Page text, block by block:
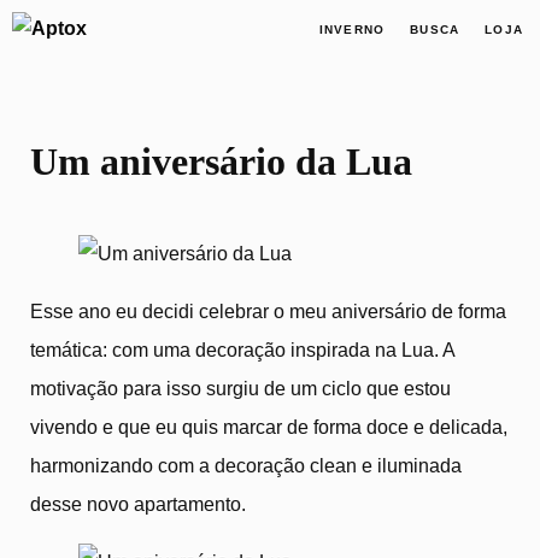
INVERNO BUSCA LOJA
Um aniversário da Lua
Esse ano eu decidi celebrar o meu aniversário de forma
temática: com uma decoração inspirada na Lua. A
motivação para isso surgiu de um ciclo que estou
vivendo e que eu quis marcar de forma doce e delicada,
harmonizando com a decoração clean e iluminada
desse novo apartamento.